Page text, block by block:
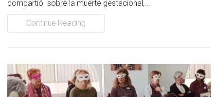
compartió sobre la muerte gestacional,...
Continue Reading